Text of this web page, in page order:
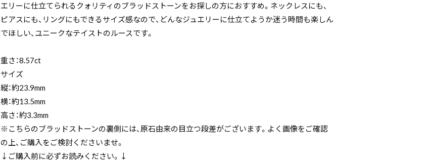
エリーに仕立てられるクォリティのブラッドストーンをお探しの方におすすめ。ネックレスにも、
ピアスにも、リングにもできるサイズ感なので、どんなジュエリーに仕立てようか迷う時間も楽しん
でほしい、ユニークなテイストのルースです。
重さ：8.57ct
サイズ
縦：約23.9mm
横：約13.5mm
高さ：約3.3mm
※こちらのブラッドストーンの裏側には、原石由来の目立つ段差がございます。よく画像をご確認
の上、ご購入をご検討くださいませ。
↓ご購入前に必ずお読みください。↓